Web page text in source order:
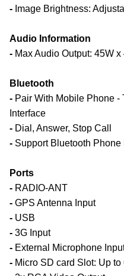
- Image Brightness:
Audio Information
- Max Audio Output: 45W
Bluetooth
- Pair With Mobile Phone -
Interface
- Dial, Answer, Stop Call
- Support Bluetooth Phone
Ports
- RADIO-ANT
- GPS Antenna Input
- USB
- 3G Input
- External Microphone
- Micro SD card Slot: Up to